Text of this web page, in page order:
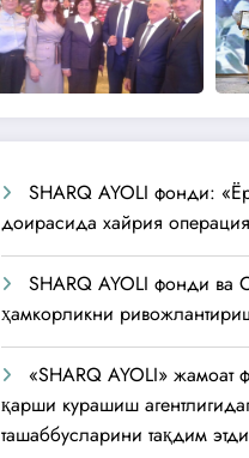
SHARQ AYOLI фонди:
доирасида хайрия
SHARQ AYOLI фонди ва
ҳамкорликни
«SHARQ AYOLI» жамоат
қарши курашиш
ташаббусларини тақдим этди